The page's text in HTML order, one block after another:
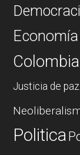
Economía
Colombia
Justicia de paz
Politica